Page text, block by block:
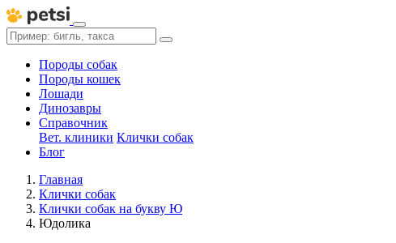
Породы собак
Породы кошек
Лошади
Динозавры
Справочник
Вет. клиники Клички собак
Блог
Главная
Клички собак
Клички собак на букву Ю
Юдолика